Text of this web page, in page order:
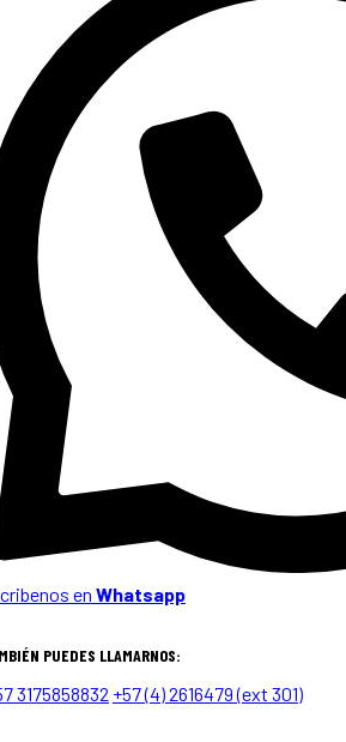
en Whatsapp
PUEDES LLAMARNOS:
3175858832 +57 (4) 2616479 (ext 301)